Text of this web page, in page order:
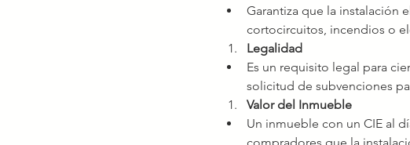
Garantiza que la instalación
cortocircuitos, incendios o
Legalidad
Es un requisito legal para
solicitud de subvenciones
Valor del Inmueble
Un inmueble con un CIE al
compradores que la